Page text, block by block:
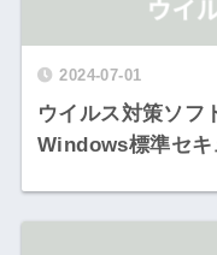
2024-07-01
ウイルス対策ソフ
Windows標準セキ